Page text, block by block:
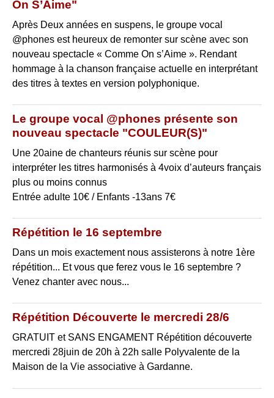
On S’Aime"
Après Deux années en suspens, le groupe vocal
@phones est heureux de remonter sur scène avec son
nouveau spectacle « Comme On s’Aime ». Rendant
hommage à la chanson française actuelle en interprétant
des titres à textes en version polyphonique.
Le groupe vocal @phones présente son
nouveau spectacle "COULEUR(S)"
Une 20aine de chanteurs réunis sur scène pour
interpréter les titres harmonisés à 4voix d’auteurs français
plus ou moins connus
Entrée adulte 10€ / Enfants -13ans 7€
Répétition le 16 septembre
Dans un mois exactement nous assisterons à notre 1ère
répétition... Et vous que ferez vous le 16 septembre ?
Venez chanter avec nous...
Répétition Découverte le mercredi 28/6
GRATUIT et SANS ENGAMENT Répétition découverte
mercredi 28juin de 20h à 22h salle Polyvalente de la
Maison de la Vie associative à Gardanne.